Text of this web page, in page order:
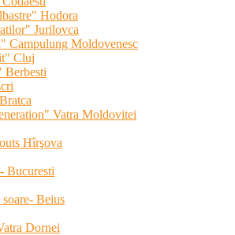
Hodora
Jurilovca
Campulung Moldovenesc
Cluj
Berbesti
Vatra Moldovitei
Hîrşova
Bucuresti
Beius
Dornei